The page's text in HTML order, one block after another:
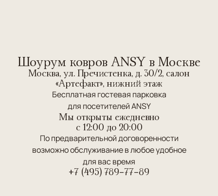
Шоурум ковров ANSY в Москве
Москва, ул. Пречистенка, д. 30/2, салон
«Артефакт», нижний этаж
Бесплатная гостевая парковка
для посетителей ANSY
Мы открыты ежедневно
c 12:00 до 20:00
По предварительной договоренности
возможно обслуживание в любое удобное
для вас время
+7 (495) 789-77-89